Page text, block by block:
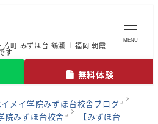
町 みずほ台 鶴瀬 上福岡 朝霞
す
無料体験
MENU
イメイ学院みずほ台校舎ブログ
院みずほ台校舎
【みずほ台